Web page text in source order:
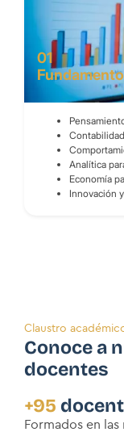
01
Analítica
Economía
Innovación
Claustro
Conoce a
docentes
+95
Formados en